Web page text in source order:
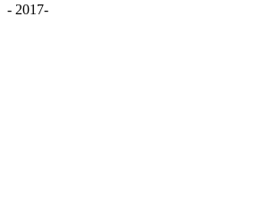
- 2017-